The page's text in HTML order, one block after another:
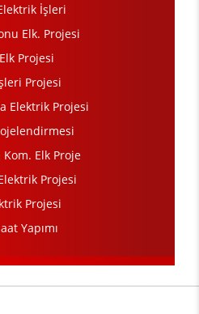
İşleri
Elk. Projesi
Projesi
Projesi
Elektrik Projesi
Kom. Elk Proje
Projesi
Projesi
Yapımı